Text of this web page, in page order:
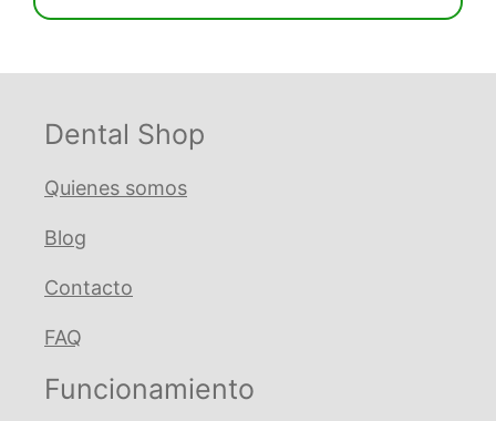
Dental Shop
Quienes somos
Blog
Contacto
FAQ
Funcionamiento